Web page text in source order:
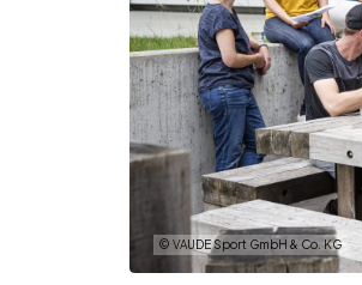
© VAUDE Sport GmbH & Co. KG